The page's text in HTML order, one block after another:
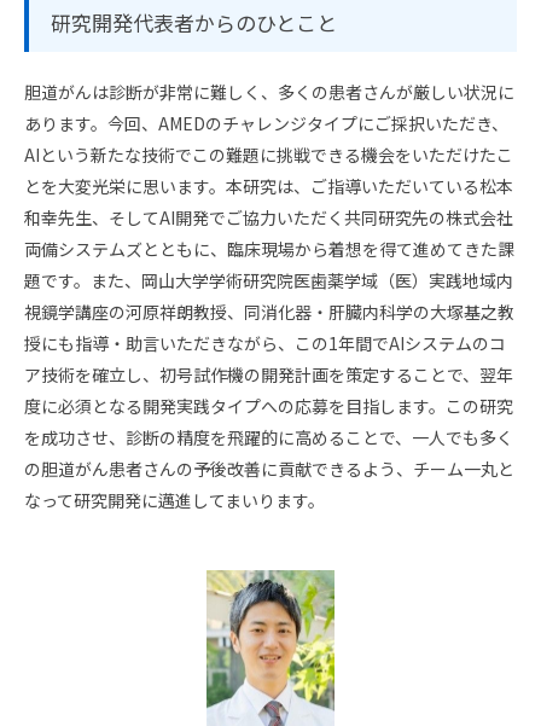
研究開発代表者からのひとこと
胆道がんは診断が非常に難しく、多くの患者さんが厳しい状況に
あります。今回、AMEDのチャレンジタイプにご採択いただき、
AIという新たな技術でこの難題に挑戦できる機会をいただけたこ
とを大変光栄に思います。本研究は、ご指導いただいている松本
和幸先生、そしてAI開発でご協力いただく共同研究先の株式会社
両備システムズとともに、臨床現場から着想を得て進めてきた課
題です。また、岡山大学学術研究院医歯薬学域（医）実践地域内
視鏡学講座の河原祥朗教授、同消化器・肝臓内科学の大塚基之教
授にも指導・助言いただきながら、この1年間でAIシステムのコ
ア技術を確立し、初号試作機の開発計画を策定することで、翌年
度に必須となる開発実践タイプへの応募を目指します。この研究
を成功させ、診断の精度を飛躍的に高めることで、一人でも多く
の胆道がん患者さんの予後改善に貢献できるよう、チーム一丸と
なって研究開発に邁進してまいります。